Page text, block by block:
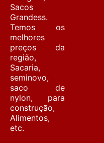
Sacos
Grandess.
Temos os
melhores
preços da
região,
Sacaria,
seminovo,
saco de
nylon, para
construção,
Alimentos,
etc.